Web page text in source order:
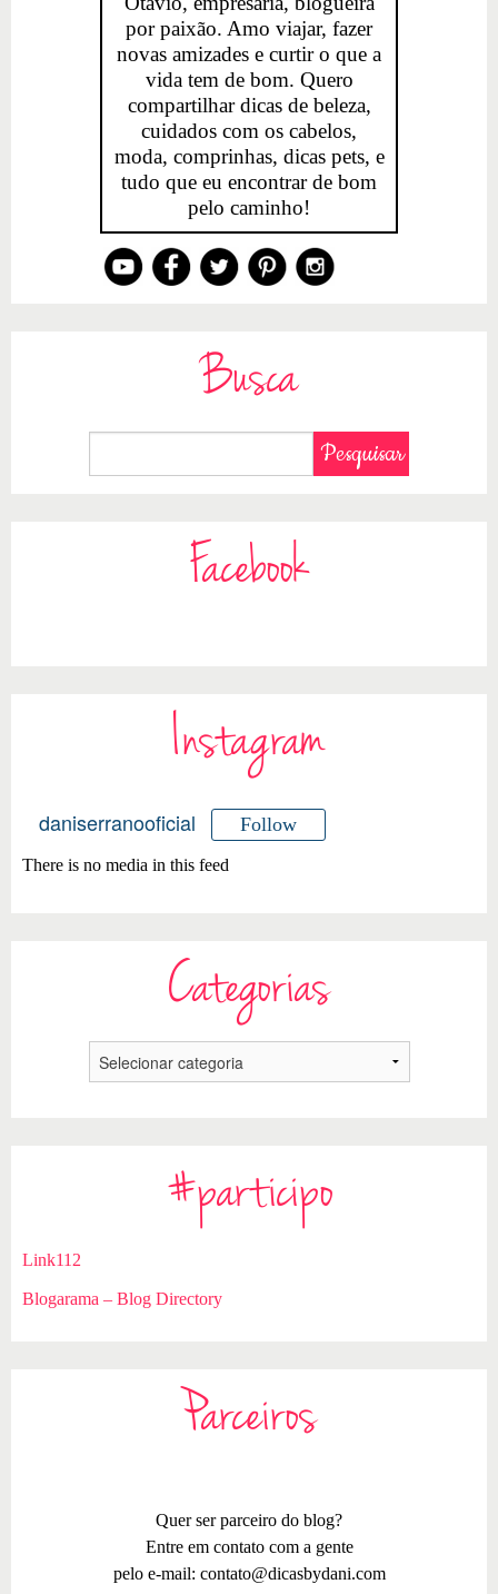
por paixão. Amo viajar, fazer
novas amizades e curtir o que a
vida tem de bom. Quero
compartilhar dicas de beleza,
cuidados com os cabelos,
moda, comprinhas, dicas pets, e
tudo que eu encontrar de bom
pelo caminho!
Busca
Facebook
Instagram
daniserranooficial Follow
There is no media in this feed
Categorias
#participo
Link112
Blogarama – Blog Directory
Parceiros
Quer ser parceiro do blog?
Entre em contato com a gente
pelo e-mail: contato@dicasbydani.com